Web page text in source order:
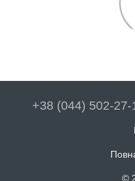
+38 (044) 502-27-
©